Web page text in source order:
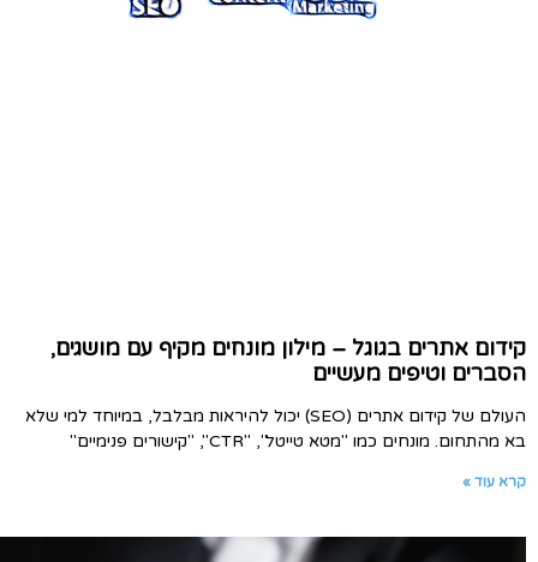
קידום אתרים בגוגל – מילון מונחים מקיף עם מושגים,
הסברים וטיפים מעשיים
העולם של קידום אתרים (SEO) יכול להיראות מבלבל, במיוחד למי שלא
בא מהתחום. מונחים כמו "מטא טייטל", "CTR", "קישורים פנימיים"
קרא עוד »